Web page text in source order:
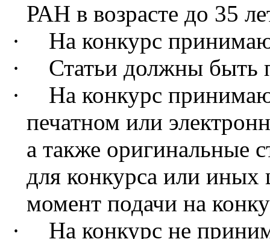
РАН в возрасте до 35
·
На конкурс
·
Статьи должны быть
·
На конкурс
печатном или
а также оригинальные
для конкурса или иных
момент подачи на
·
На конкурс не